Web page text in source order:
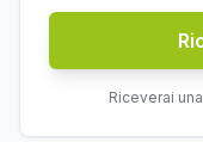
Riceverai